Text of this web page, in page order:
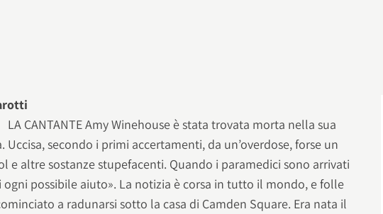
LA CANTANTE Amy Winehouse è stata trovata morta nella sua
Uccisa, secondo i primi accertamenti, da un’overdose, forse un
e altre sostanze stupefacenti. Quando i paramedici sono arrivati
ogni possibile aiuto». La notizia è corsa in tutto il mondo, e folle
a radunarsi sotto la casa di Camden Square. Era nata il